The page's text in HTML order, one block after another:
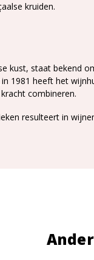
kruiden.
kust, staat bekend
1981 heeft het
combineren.
resulteert in